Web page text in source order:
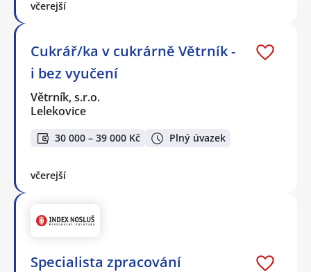
včerejší
Cukrář/ka v cukrárně Větrník -
i bez vyučení
Větrník, s.r.o.
Lelekovice
30 000 – 39 000 Kč Plný úvazek
včerejší
Specialista zpracování